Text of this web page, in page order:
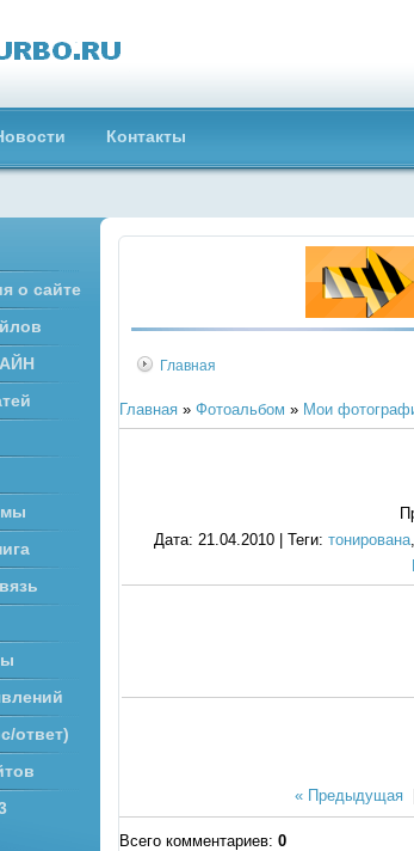
Контакты
Главная
Главная» Фотоальбом » Мои
Дата: 21.04.2010 | Теги: тонирована,
« Предыдущая
Всего комментариев: 0
о сайте
ответ)